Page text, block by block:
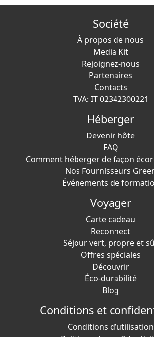
Société
À propos de nous
Media Kit
Rejoignez-nous
Partenaires
Contacts
TVA: IT 02342300221
Héberger
Devenir hôte
FAQ
Comment héberger de façon
Nos Fournisseurs
Événements de
Voyager
Carte cadeau
Reconnect
Séjour vert, propre et
Offres spéciales
Découvrir
Éco-durabilité
Blog
Conditions et
Conditions d’utilisation